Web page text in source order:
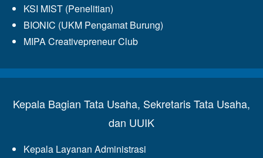
KSI MIST (Penelitian)
BIONIC (UKM Pengamat Burung)
MIPA Creativepreneur Club
Kepala Bagian Tata Usaha, Sekretaris Tata Usaha,
dan UUIK
Kepala Layanan Administrasi